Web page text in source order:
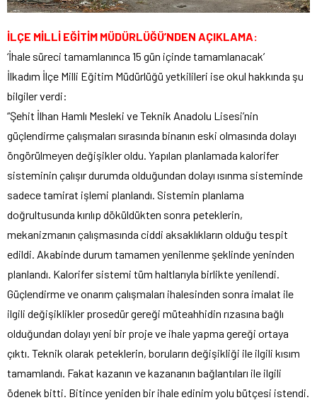
İLÇE MİLLİ EĞİTİM MÜDÜRLÜĞÜ’NDEN AÇIKLAMA:
‘İhale süreci tamamlanınca 15 gün içinde tamamlanacak’
İlkadım İlçe Milli Eğitim Müdürlüğü yetkilileri ise okul hakkında şu
bilgiler verdi:
“Şehit İlhan Hamlı Mesleki ve Teknik Anadolu Lisesi’nin
güçlendirme çalışmaları sırasında binanın eski olmasında dolayı
öngörülmeyen değişikler oldu. Yapılan planlamada kalorifer
sisteminin çalışır durumda olduğundan dolayı ısınma sisteminde
sadece tamirat işlemi planlandı. Sistemin planlama
doğrultusunda kırılıp döküldükten sonra peteklerin,
mekanizmanın çalışmasında ciddi aksaklıkların olduğu tespit
edildi. Akabinde durum tamamen yenilenme şeklinde yeninden
planlandı. Kalorifer sistemi tüm haltlarıyla birlikte yenilendi.
Güçlendirme ve onarım çalışmaları ihalesinden sonra imalat ile
ilgili değişiklikler prosedür gereği müteahhidin rızasına bağlı
olduğundan dolayı yeni bir proje ve ihale yapma gereği ortaya
çıktı. Teknik olarak peteklerin, boruların değişikliği ile ilgili kısım
tamamlandı. Fakat kazanın ve kazananın bağlantıları ile ilgili
ödenek bitti. Bitince yeniden bir ihale edinim yolu bütçesi istendi.